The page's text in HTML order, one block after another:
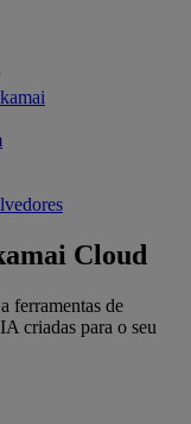
Cloud
ferramentas de
criadas para o seu